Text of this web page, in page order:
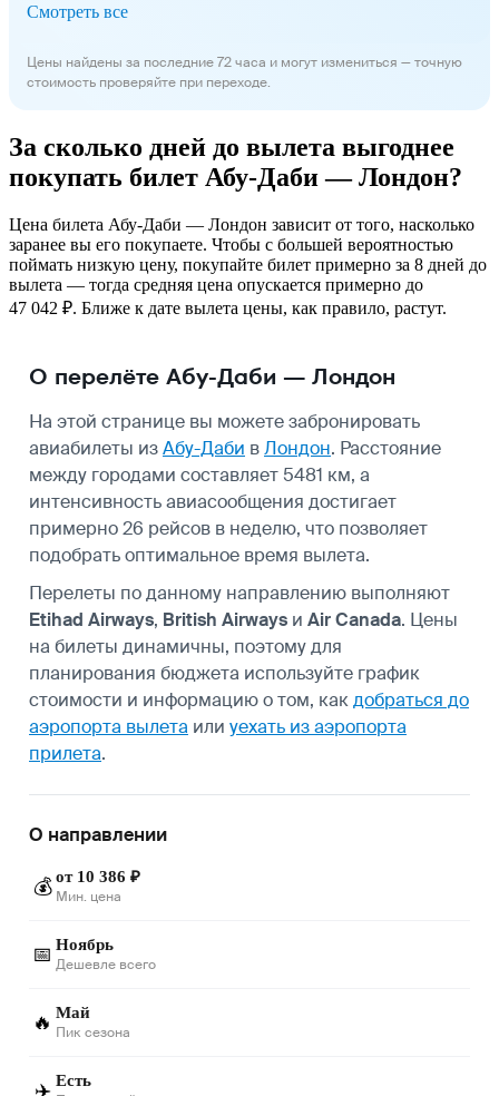
Смотреть все
Цены найдены за последние 72 часа и могут измениться — точную
стоимость проверяйте при переходе.
За сколько дней до вылета выгоднее
покупать билет Абу-Даби — Лондон?
Цена билета Абу-Даби — Лондон зависит от того, насколько
заранее вы его покупаете. Чтобы с большей вероятностью
поймать низкую цену, покупайте билет примерно за 8 дней до
вылета — тогда средняя цена опускается примерно до
47 042 ₽. Ближе к дате вылета цены, как правило, растут.
О перелёте Абу-Даби — Лондон
На этой странице вы можете забронировать
авиабилеты изАбу-Даби вЛондон. Расстояние
между городами составляет 5481 км, а
интенсивность авиасообщения достигает
примерно 26 рейсов в неделю, что позволяет
подобрать оптимальное время вылета.
Перелеты по данному направлению выполняют
Etihad Airways, British Airways и Air Canada. Цены
на билеты динамичны, поэтому для
планирования бюджета используйте график
стоимости и информацию о том, какдобраться до
аэропорта вылета или уехать из аэропорта
прилета.
О направлении
💰 от 10 386 ₽
Мин. цена
📅 Ноябрь
Дешевле всего
🔥 Май
Пик сезона
✈️ Есть